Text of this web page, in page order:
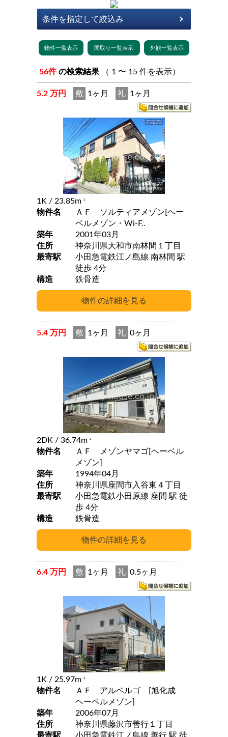
56件 の検索結果 （ 1 〜 15 件を表示）
5.2 万円 敷 1ヶ月 礼 1ヶ月
1K / 23.85m 2
物件名
ＡＦ ソルティアメゾン[ヘー
ベルメゾン・Wi-F..
築年
2001年03月
住所
神奈川県大和市南林間１丁目
最寄駅
小田急電鉄江ノ島線 南林間 駅
徒歩 4分
構造
鉄骨造
5.4 万円 敷 1ヶ月 礼 0ヶ月
2DK / 36.74m 2
物件名
ＡＦ メゾンヤマゴ[ヘーベル
メゾン]
築年
1994年04月
住所
神奈川県座間市入谷東４丁目
最寄駅
小田急電鉄小田原線 座間 駅 徒
歩 4分
構造
鉄骨造
6.4 万円 敷 1ヶ月 礼 0.5ヶ月
1K / 25.97m 2
物件名
ＡＦ アルベルゴ [旭化成
ヘーベルメゾン]
築年
2006年07月
住所
神奈川県藤沢市善行１丁目